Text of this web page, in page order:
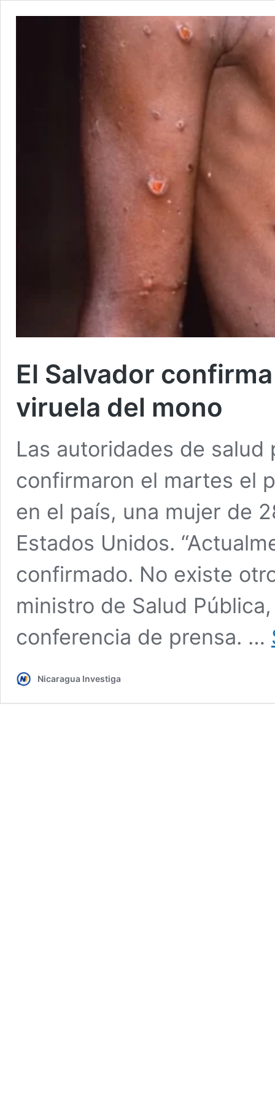
El Salvador
viruela del mono
Las autoridades de salud
confirmaron el martes el
en el país, una mujer de
Estados Unidos.
confirmado. No existe
ministro de Salud
conferencia de prensa. …
Nicaragua Investiga